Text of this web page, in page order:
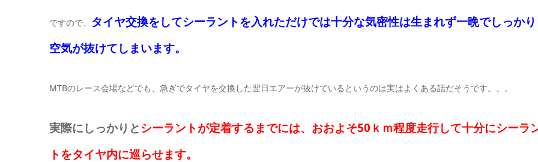
ですので、
タイヤ交換をしてシーラントを入れただけでは十分な気密性は生まれず一晩でしっかり
空気が抜けてしまいます。
MTBのレース会場などでも、急ぎでタイヤを交換した翌日エアーが抜けているというのは実はよくある話だそうです。。。
実際にしっかりと シーラントが定着するまでには、おおよそ50ｋｍ程度走行して十分にシーラ
トをタイヤ内に巡らせます。